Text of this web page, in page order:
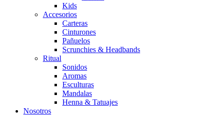
Kids
Accesorios
Carteras
Cinturones
Pañuelos
Scrunchies & Headbands
Ritual
Sonidos
Aromas
Esculturas
Mandalas
Henna & Tatuajes
Nosotros